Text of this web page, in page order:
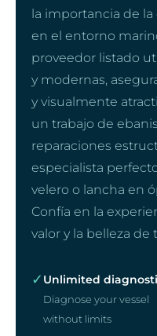
la importancia de
en el entorno
proveedor listado
y modernas,
y visualmente
un trabajo de
reparaciones
especialista
velero o lancha en
Confía en la
valor y la belleza
✓ Unlimited
Diagnose your vessel
without limits